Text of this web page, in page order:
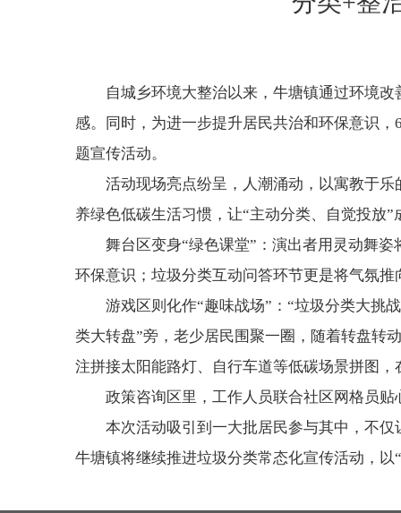
自城乡环境大整治以来，牛塘镇通过环境
感。同时，为进一步提升居民共治和环保意识
题宣传活动。
活动现场亮点纷呈，人潮涌动，以寓教于
养绿色低碳生活习惯，让“主动分类、自觉投放”
舞台区变身“绿色课堂”：演出者用灵动舞
环保意识；垃圾分类互动问答环节更是将气氛
游戏区则化作“趣味战场”：“垃圾分类大挑
类大转盘”旁，老少居民围聚一圈，随着转盘转
注拼接太阳能路灯、自行车道等低碳场景拼图
政策咨询区里，工作人员联合社区网格员
本次活动吸引到一大批居民参与其中，不
牛塘镇将继续推进垃圾分类常态化宣传活动，